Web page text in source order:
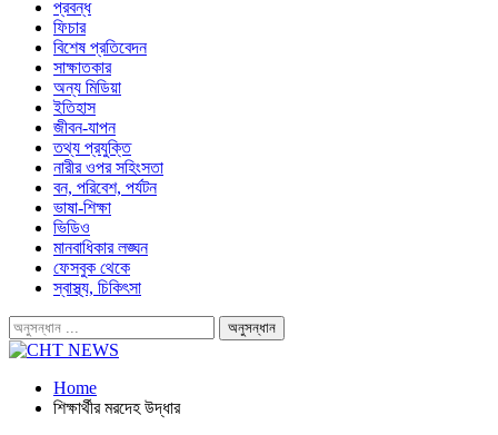
প্রবন্ধ
ফিচার
বিশেষ প্রতিবেদন
সাক্ষাতকার
অন্য মিডিয়া
ইতিহাস
জীবন-যাপন
তথ্য প্রযুক্তি
নারীর ওপর সহিংসতা
বন, পরিবেশ, পর্যটন
ভাষা-শিক্ষা
ভিডিও
মানবাধিকার লঙ্ঘন
ফেসবুক থেকে
স্বাস্থ্য, চিকিৎসা
Home
শিক্ষার্থীর মরদেহ উদ্ধার